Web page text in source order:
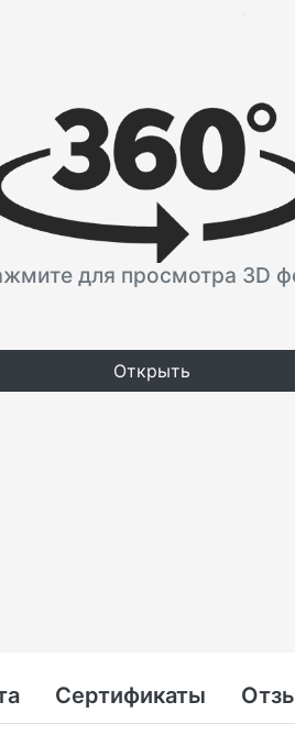
для просмотра 3D
Открыть
Сертификаты